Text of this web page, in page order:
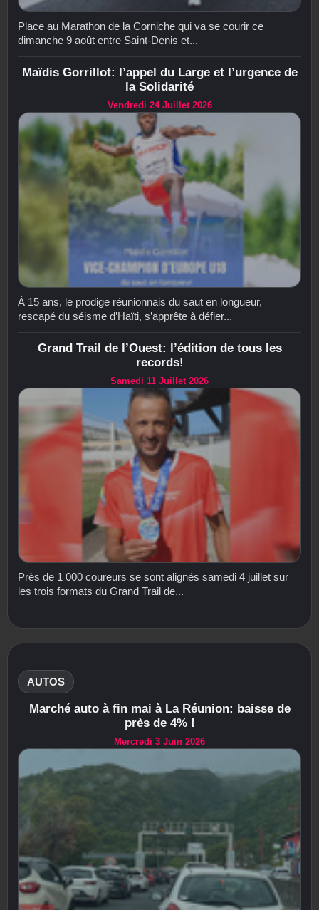
Place au Marathon de la Corniche qui va se courir ce
dimanche 9 août entre Saint-Denis et...
Maïdis Gorrillot: l’appel du Large et l’urgence de
la Solidarité
Vendredi 24 Juillet 2026
À 15 ans, le prodige réunionnais du saut en longueur,
rescapé du séisme d’Haïti, s’apprête à défier...
Grand Trail de l’Ouest: l’édition de tous les
records!
Samedi 11 Juillet 2026
Près de 1 000 coureurs se sont alignés samedi 4 juillet sur
les trois formats du Grand Trail de...
AUTOS
Marché auto à fin mai à La Réunion: baisse de
près de 4% !
Mercredi 3 Juin 2026